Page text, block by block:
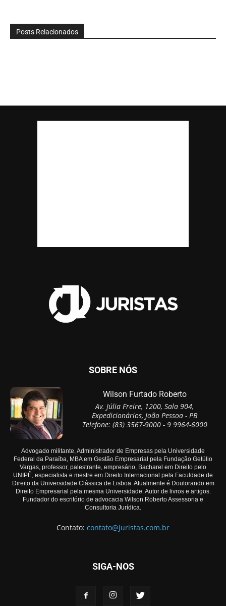
Posts Relacionados
SOBRE NÓS
Wilson Furtado Roberto
Av. Júlia Freire, 1200, Sala 904,
Expedicionários, João Pessoa - PB
Telefone: (83) 3567-9000 - 9 9964-6000
Advogado militante, Administrador de Empresas pela Universidade
Federal da Paraíba, MBA em Gestão Empresarial pela Fundação Getúlio
Vargas, professor, palestrante, empresário, Bacharel em Direito pelo
UNIPÊ, especialista e mestre em Direito Internacional pela Faculdade de
Direito da Universidade Clássica de Lisboa. Atualmente é Doutorando em
Direito Empresarial pela mesma Universidade. Autor de livros e artigos.
Fundador do escritório de advocacia Wilson Roberto Assessoria e
Consultoria Jurídica.
Contato: contato@juristas.com.br
SIGA-NOS